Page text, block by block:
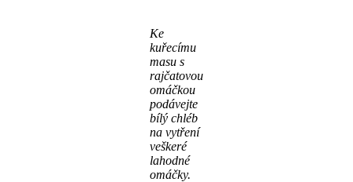
Ke
kuřecímu
masu s
rajčatovou
omáčkou
podávejte
bílý chléb
na vytření
veškeré
lahodné
omáčky.